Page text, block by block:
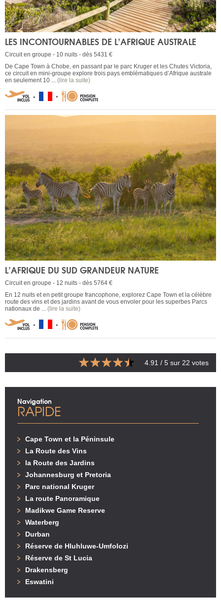
LES INCONTOURNABLES DE L’AFRIQUE AUSTRALE
Circuit en groupe - 10 nuits - dès 5431 €
De Cape Town à Chobe, en passant par le parc Kruger et les Chutes Victoria,
ce circuit en mini-groupe explore trois pays emblématiques d’Afrique australe
en seulement 10 ... (lire la suite)
L’AFRIQUE DU SUD GRANDEUR NATURE
Circuit en groupe - 12 nuits - dès 5764 €
En 12 nuits et en petit groupe francophone, explorez Cape Town et la célèbre
route des vins et des jardins avant de vous envoler pour les superbes Parcs
nationaux de ... (lire la suite)
4.91 / 5 sur 22 votes
Navigation
RAPIDE
Cape Town et la Péninsule
La Route des Vins
la Route des Jardins
Johannesburg et Pretoria
Parc national Kruger
La route Panoramique
Madikwe Game Reserve
Waterberg
Durban
Réserve de Hluhluwe-Umfolozi
Réserve de St Lucia
Drakensberg
Eswatini